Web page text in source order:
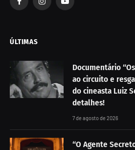
FacebookInstagramYouTube
ÚLTIMAS
Documentário
ao circuito e
do cineasta Luiz
detalhes!
7 de agosto de 2026
“O Agente